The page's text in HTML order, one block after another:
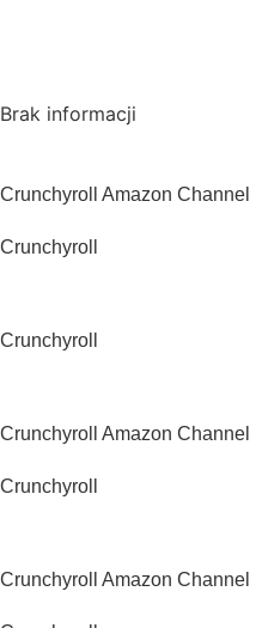
Brak informacji
Crunchyroll Amazon Channel
Crunchyroll
Crunchyroll
Crunchyroll Amazon Channel
Crunchyroll
Crunchyroll Amazon Channel